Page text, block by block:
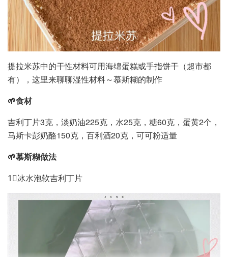
提拉米苏中的干性材料可用海绵蛋糕或手指饼干（超市都
有），这里来聊聊湿性材料～慕斯糊的制作
🌱食材
吉利丁片3克，淡奶油225克，水25克，糖60克，蛋黄2个，
马斯卡彭奶酪150克，百利酒20克，可可粉适量
🌱慕斯糊做法
1⃣️冰水泡软吉利丁片